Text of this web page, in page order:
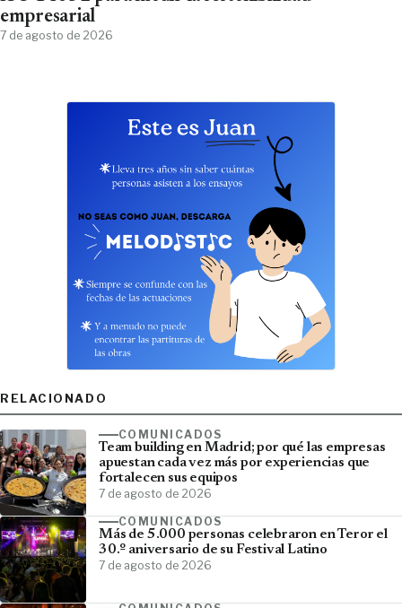
empresarial
7 de agosto de 2026
RELACIONADO
COMUNICADOS
Team building en Madrid; por qué las empresas
apuestan cada vez más por experiencias que
fortalecen sus equipos
7 de agosto de 2026
COMUNICADOS
Más de 5.000 personas celebraron en Teror el
30.º aniversario de su Festival Latino
7 de agosto de 2026